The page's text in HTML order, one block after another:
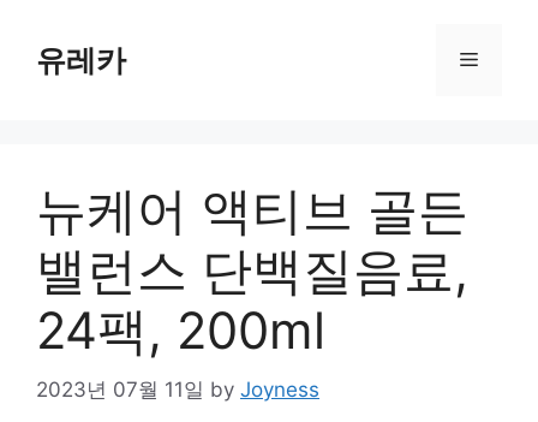
content유레카 Menu
뉴케어 액티브 골든
밸런스 단백질음료,
24팩, 200ml
2023년 07월 11일 by Joyness